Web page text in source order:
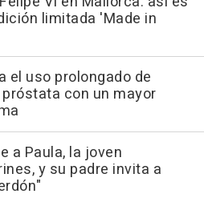
limitada 'Made in
el uso prolongado de
con un mayor
a Paula, la joven
y su padre invita a